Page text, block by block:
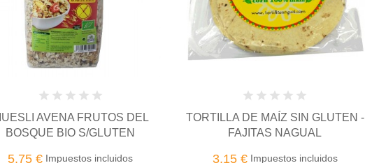
AVENA FRUTOS DEL
BOSQUE BIO S/GLUTEN
5,75 € Impuestos incluidos
TORTILLA DE MAÍZ SIN GLUTEN -
FAJITAS NAGUAL
3,15 €Impuestos incluidos